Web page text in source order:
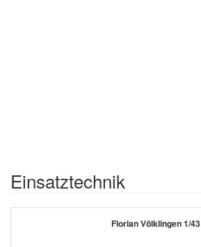
Einsatztechnik
Florian Völklingen 1/43